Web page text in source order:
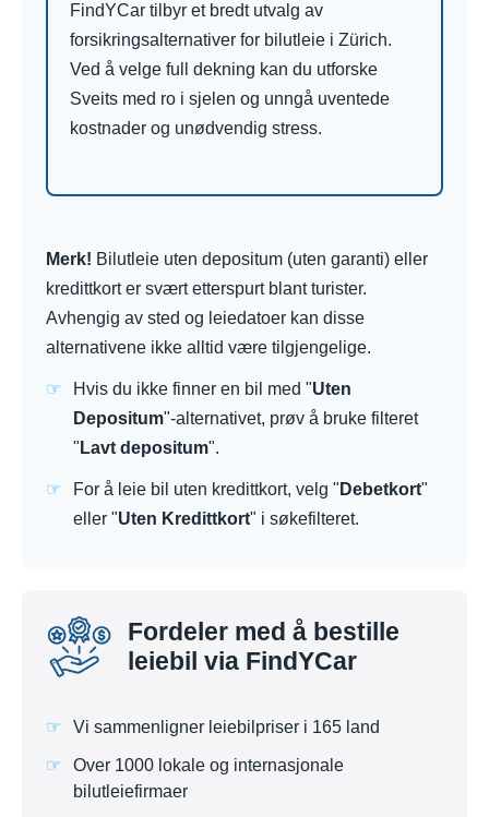
FindYCar tilbyr et bredt utvalg av
forsikringsalternativer for bilutleie i Zürich.
Ved å velge full dekning kan du utforske
Sveits med ro i sjelen og unngå uventede
kostnader og unødvendig stress.
Merk! Bilutleie uten depositum (uten garanti) eller
kredittkort er svært etterspurt blant turister.
Avhengig av sted og leiedatoer kan disse
alternativene ikke alltid være tilgjengelige.
Hvis du ikke finner en bil med "Uten
Depositum"-alternativet, prøv å bruke filteret
" Lavt depositum".
For å leie bil uten kredittkort, velg " Debetkort"
eller "Uten Kredittkort" i søkefilteret.
Fordeler med å bestille
leiebil via FindYCar
Vi sammenligner leiebilpriser i 165 land
Over 1000 lokale og internasjonale
bilutleiefirmaer